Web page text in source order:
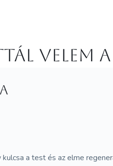
velem a
a test és az elme